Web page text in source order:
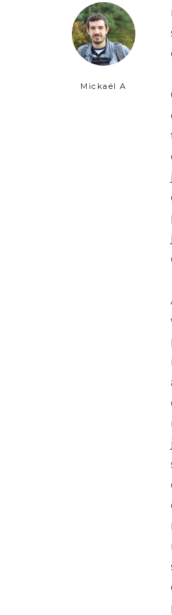
Mickaël A